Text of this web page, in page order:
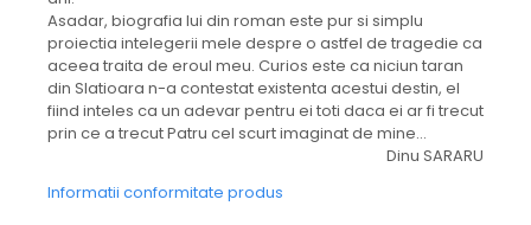
Asadar, biografia lui din roman este pur si simplu
proiectia intelegerii mele despre o astfel de tragedie ca
aceea traita de eroul meu. Curios este ca niciun taran
din Slatioara n-a contestat existenta acestui destin, el
fiind inteles ca un adevar pentru ei toti daca ei ar fi trecut
prin ce a trecut Patru cel scurt imaginat de mine...
Dinu SARARU
Informatii conformitate produs